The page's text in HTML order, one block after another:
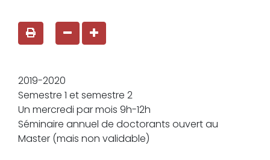
2019-2020
Semestre 1 et semestre 2
Un mercredi par mois 9h-12h
Séminaire annuel de doctorants ouvert au
Master (mais non validable)